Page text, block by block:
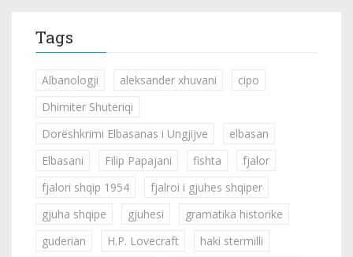
Tags
Albanologji aleksander xhuvani
cipo
Dhimiter Shuteriqi
Dorëshkrimi Elbasanas i Ungjijve
elbasan
Elbasani
Filip Papajani fishta
fjalor
fjalori shqip 1954
fjalroi i gjuhes shqiper
gjuha shqipe
gjuhesi
gramatika historike
guderian
H.P. Lovecraft
haki stermilli